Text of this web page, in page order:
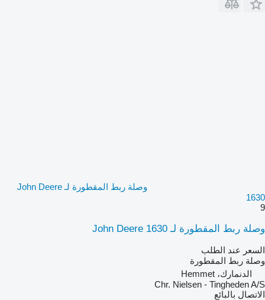
وصلة ربط المقطورة لـ John Deere
1630
9
وصلة ربط المقطورة لـ John Deere 1630
السعر عند الطلب
وصلة ربط المقطورة
الدنمارك، Hemmet
Chr. Nielsen - Tingheden A/S
الاتصال بالبائع